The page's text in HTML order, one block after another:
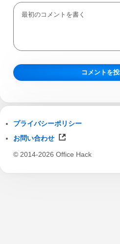
プライバシーポリシー
お問い合わせ
© 2014-2026 Office Hack